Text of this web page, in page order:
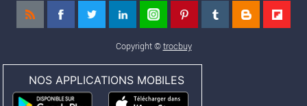
Copyright ©trocbuy
NOS APPLICATIONS MOBILES